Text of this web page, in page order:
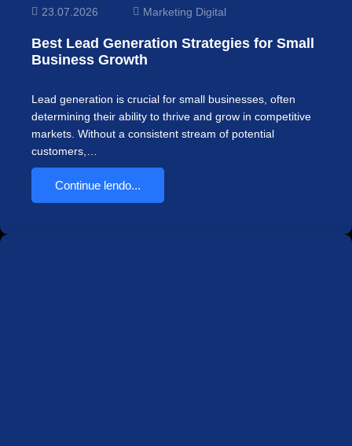
23.07.2026 Marketing Digital
Best Lead Generation Strategies for Small
Business Growth
Lead generation is crucial for small businesses, often
determining their ability to thrive and grow in competitive
markets. Without a consistent stream of potential
customers,…
Continue lendo...